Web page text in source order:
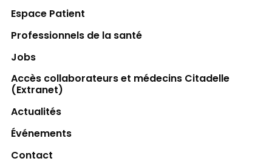
Espace Patient
Professionnels de la santé
Jobs
Accès collaborateurs et médecins Citadelle
(Extranet)
Actualités
Événements
Contact